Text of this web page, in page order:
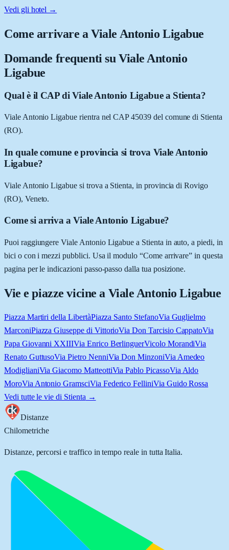
Vedi gli hotel →
Come arrivare aViale Antonio Ligabue
Domande frequenti su Viale Antonio
Ligabue
Qual è il CAP di Viale Antonio Ligabue a Stienta?
Viale Antonio Ligabue rientra nel CAP 45039 del comune di Stienta
(RO).
In quale comune e provincia si trova Viale Antonio
Ligabue?
Viale Antonio Ligabue si trova a Stienta, in provincia di Rovigo
(RO), Veneto.
Come si arriva a Viale Antonio Ligabue?
Puoi raggiungere Viale Antonio Ligabue a Stienta in auto, a piedi, in
bici o con i mezzi pubblici. Usa il modulo “Come arrivare” in questa
pagina per le indicazioni passo-passo dalla tua posizione.
Vie e piazze vicine a Viale Antonio Ligabue
Piazza Martiri della LibertàPiazza Santo StefanoVia Guglielmo
MarconiPiazza Giuseppe di VittorioVia Don Tarcisio CappatoVia
Papa Giovanni XXIIIVia Enrico BerlinguerVicolo MorandiVia
Renato GuttusoVia Pietro NenniVia Don MinzoniVia Amedeo
ModiglianiVia Giacomo MatteottiVia Pablo PicassoVia Aldo
MoroVia Antonio GramsciVia Federico FelliniVia Guido Rossa
Vedi tutte le vie di Stienta →
Distanze
Chilometriche
Distanze, percorsi e traffico in tempo reale in tutta Italia.